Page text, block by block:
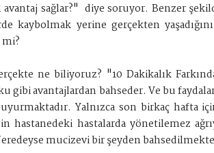
sağlar?" diye soruyor. Benzer
kaybolmak yerine gerçekten
ne biliyoruz? "10 Dakikalık
gibi avantajlardan bahseder. Ve bu
Yalnızca son birkaç hafta
hastalarda yönetilemez
mucizevi bir şeyden